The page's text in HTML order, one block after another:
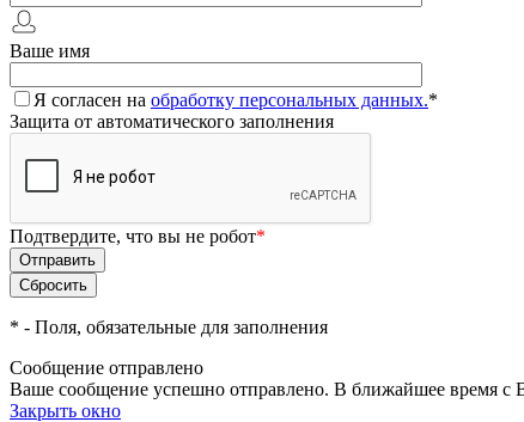
Ваше имя
Я согласен на обработку персональных данных.*
Защита от автоматического заполнения
Подтвердите, что вы не робот*
* - Поля, обязательные для заполнения
Сообщение отправлено
Ваше сообщение успешно отправлено. В ближайшее время с
Закрыть окно